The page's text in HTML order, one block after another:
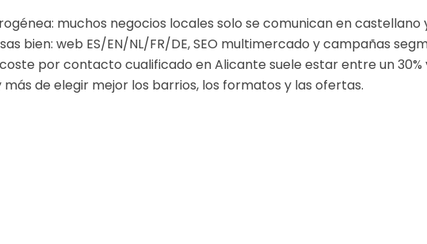
muchos negocios locales solo se comunican en
bien: web ES/EN/NL/FR/DE, SEO multimercado y campañas
coste por contacto cualificado enAlicante suele estar entre un
de elegir mejor los barrios, los formatos y las ofertas.